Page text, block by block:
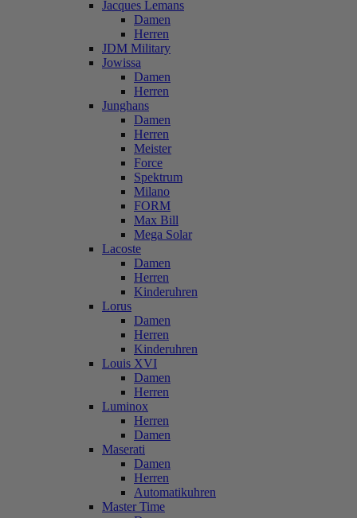
Jacques Lemans
Damen
Herren
JDM Military
Jowissa
Damen
Herren
Junghans
Damen
Herren
Meister
Force
Spektrum
Milano
FORM
Max Bill
Mega Solar
Lacoste
Damen
Herren
Kinderuhren
Lorus
Damen
Herren
Kinderuhren
Louis XVI
Damen
Herren
Luminox
Herren
Damen
Maserati
Damen
Herren
Automatikuhren
Master Time